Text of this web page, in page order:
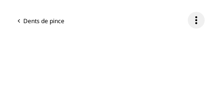
Dents de pince more_vert